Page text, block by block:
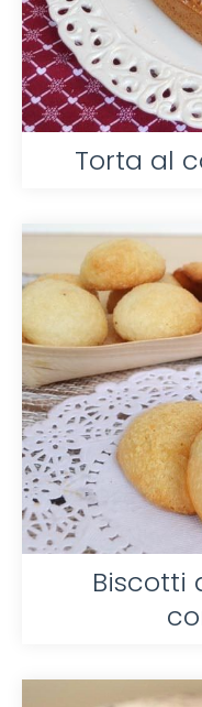
Torta al
Biscotti